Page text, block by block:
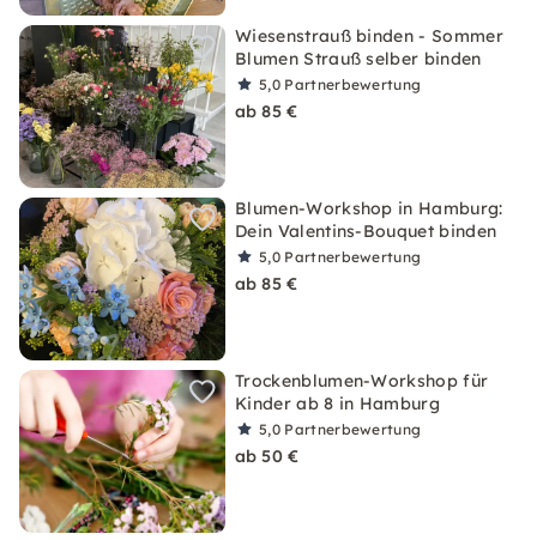
Wiesenstrauß binden - Sommer
Blumen Strauß selber binden
5,0 Partnerbewertung
ab 85 €
Blumen-Workshop in Hamburg:
Dein Valentins-Bouquet binden
5,0 Partnerbewertung
ab 85 €
Trockenblumen-Workshop für
Kinder ab 8 in Hamburg
5,0 Partnerbewertung
ab 50 €